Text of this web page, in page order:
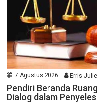
7 Agustus 2026 Erris
Pendiri Beranda
Dialog dalam